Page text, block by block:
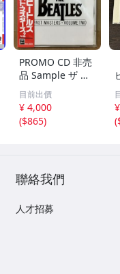
PROMO CD 非売
品 Sample ザ ビ
ートルズ パスト
マスターズ VOL.2
CP32-5602 THE
BEATLES / PAST
目前出價
¥ 4,000
($865)
(
聯絡我們
人才招募